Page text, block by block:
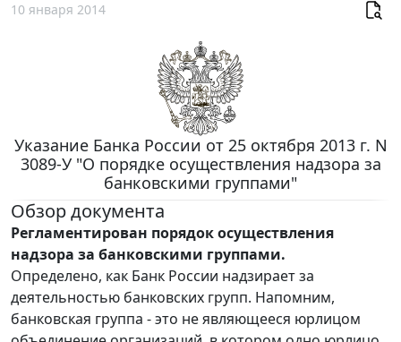
10 января 2014
Указание Банка России от 25 октября 2013 г. N
3089-У "О порядке осуществления надзора за
банковскими группами"
Обзор документа
Регламентирован порядок осуществления
надзора за банковскими группами.
Определено, как Банк России надзирает за
деятельностью банковских групп. Напомним,
банковская группа - это не являющееся юрлицом